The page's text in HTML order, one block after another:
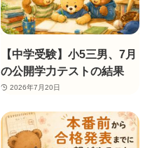
【中学受験】小5三男、7月
の公開学力テストの結果
2026年7月20日